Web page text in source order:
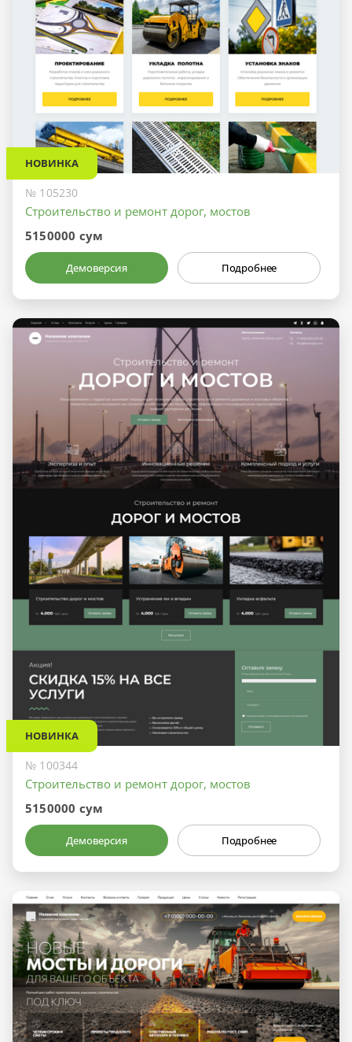
НОВИНКА
№ 105230
Строительство и ремонт дорог, мостов
5150000 сум
Демоверсия Подробнее
НОВИНКА
№ 100344
Строительство и ремонт дорог, мостов
5150000 сум
Демоверсия Подробнее